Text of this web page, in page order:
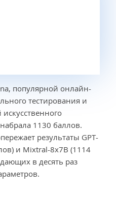
популярной онлайн-
тестирования и
1130 баллов.
результаты GPT-
и Mixtral-8x7B (1114
в десять раз